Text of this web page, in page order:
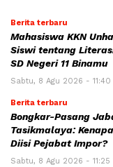
Berita terbaru
Mahasiswa KKN
Siswi tentang
SD Negeri 11 Binamu
Sabtu, 8 Agu 2026 - 11:40
Berita terbaru
Bongkar-Pasang
Tasikmalaya:
Diisi Pejabat Impor?
Sabtu, 8 Agu 2026 - 11:25